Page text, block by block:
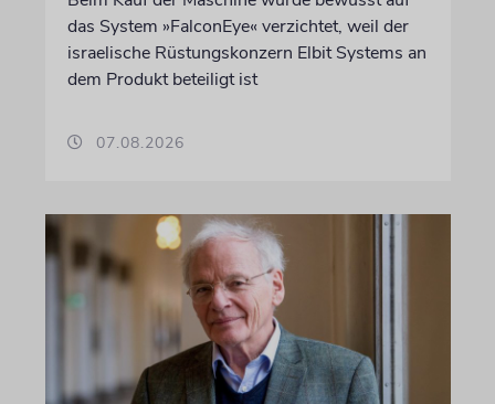
das System »FalconEye« verzichtet, weil der
israelische Rüstungskonzern Elbit Systems an
dem Produkt beteiligt ist
07.08.2026